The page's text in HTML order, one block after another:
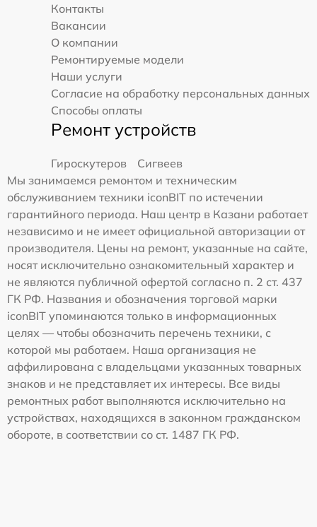
Контакты
Вакансии
О компании
Ремонтируемые модели
Наши услуги
Согласие на обработку персональных данных
Способы оплаты
Ремонт устройств
Гироскутеров
Сигвеев
Мы занимаемся ремонтом и техническим
обслуживанием техники iconBIT по истечении
гарантийного периода. Наш центр в Казани работает
независимо и не имеет официальной авторизации от
производителя. Цены на ремонт, указанные на сайте,
носят исключительно ознакомительный характер и
не являются публичной офертой согласно п. 2 ст. 437
ГК РФ. Названия и обозначения торговой марки
iconBIT упоминаются только в информационных
целях — чтобы обозначить перечень техники, с
которой мы работаем. Наша организация не
аффилирована с владельцами указанных товарных
знаков и не представляет их интересы. Все виды
ремонтных работ выполняются исключительно на
устройствах, находящихся в законном гражданском
обороте, в соответствии со ст. 1487 ГК РФ.